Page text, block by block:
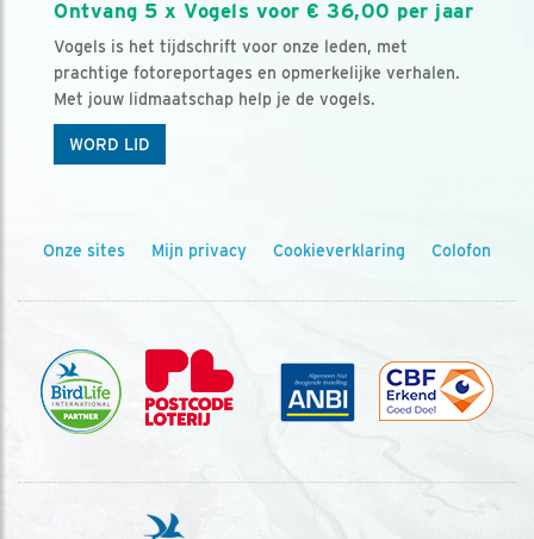
Ontvang 5 x Vogels voor € 36,00 per jaar
Vogels is het tijdschrift voor onze leden, met
prachtige fotoreportages en opmerkelijke verhalen.
Met jouw lidmaatschap help je de vogels.
WORD LID
Onze sites Mijn privacy Cookieverklaring Colofon